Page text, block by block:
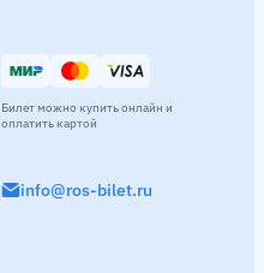
info@ros-bilet.ru
Билет можно купить онлайн и
оплатить картой